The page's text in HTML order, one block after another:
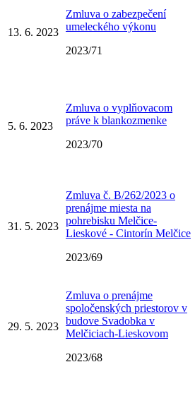
13. 6. 2023
Zmluva o zabezpečení
umeleckého výkonu
2023/71
5. 6. 2023
Zmluva o vyplňovacom
práve k blankozmenke
2023/70
31. 5. 2023
Zmluva č. B/262/2023 o
prenájme miesta na
pohrebisku Melčice-
Lieskové - Cintorín Melčice
2023/69
29. 5. 2023
Zmluva o prenájme
spoločenských priestorov v
budove Svadobka v
Melčiciach-Lieskovom
2023/68